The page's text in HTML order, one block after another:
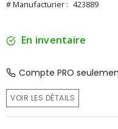
# Manufacturier : 423889
En inventaire
Compte PRO
VOIR LES DÉTAILS